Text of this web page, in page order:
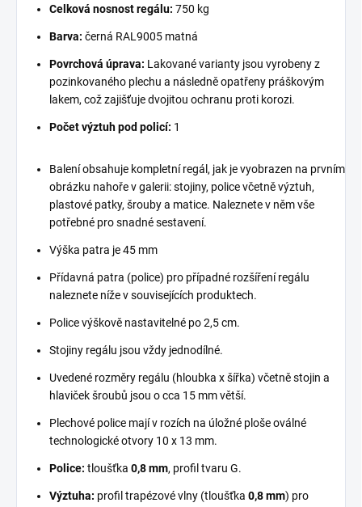
Celková nosnost regálu: 750 kg
Barva: černá RAL9005 matná
Povrchová úprava: Lakované varianty jsou vyrobeny z
pozinkovaného plechu a následně opatřeny práškovým
lakem, což zajišťuje dvojitou ochranu proti korozi.
Počet výztuh pod policí: 1
Balení obsahuje kompletní regál, jak je vyobrazen na prvním
obrázku nahoře v galerii: stojiny, police včetně výztuh,
plastové patky, šrouby a matice. Naleznete v něm vše
potřebné pro snadné sestavení.
Výška patra je 45 mm
Přídavná patra (police) pro případné rozšíření regálu
naleznete níže v souvisejících produktech.
Police výškově nastavitelné po 2,5 cm.
Stojiny regálu jsou vždy jednodílné.
Uvedené rozměry regálu (hloubka x šířka) včetně stojin a
hlaviček šroubů jsou o cca 15 mm větší.
Plechové police mají v rozích na úložné ploše oválné
technologické otvory 10 x 13 mm.
Police: tloušťka 0,8 mm, profil tvaru G.
Výztuha: profil trapézové vlny (tloušťka 0,8 mm) pro